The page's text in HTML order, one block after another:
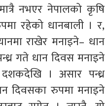
नभएर नेपालको कृषि
रहेको धानबाली । र,
राखेर मनाइने– धान
गते धान दिवस मनाइने
। असार पन्ध्र
दिवसका रुपमा मनाइने